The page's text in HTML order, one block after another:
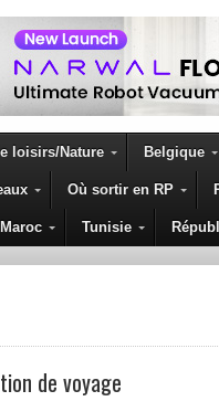
loisirs/Nature Belgique
Où sortir en RP
Maroc Tunisie
LES
de voyage